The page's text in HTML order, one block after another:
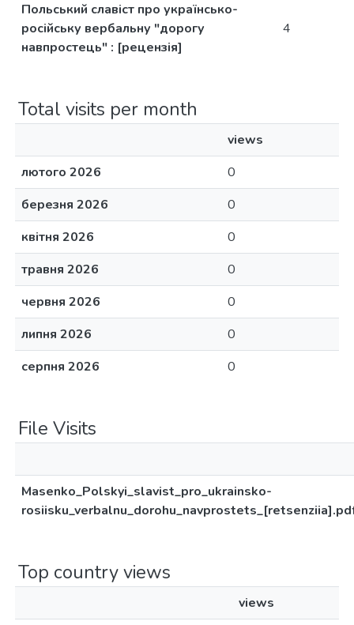
Польський славіст про українсько-
російську вербальну "дорогу
навпростець" : [рецензія]
4
Total visits per month
views
лютого 2026
0
березня 2026
0
квітня 2026
0
травня 2026
0
червня 2026
0
липня 2026
0
серпня 2026
0
File Visits
Masenko_Polskyi_slavist_pro_ukrainsko-
Top country views
views